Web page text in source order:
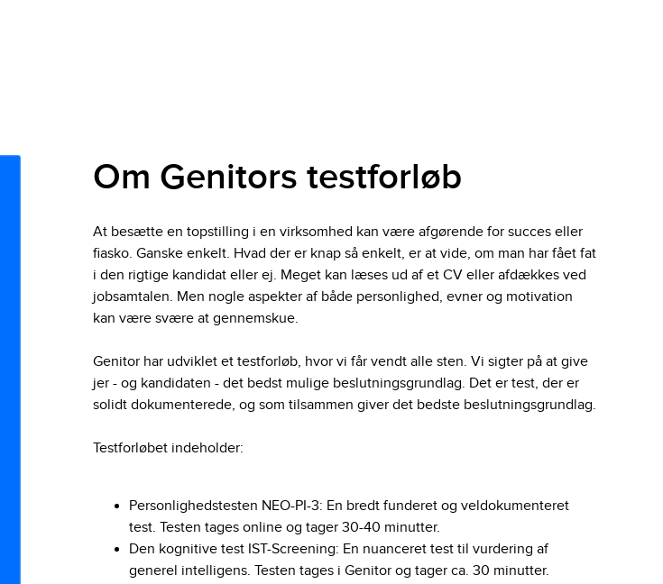
Om Genitors testforløb
At besætte en topstilling i en virksomhed kan være afgørende for succes eller
fiasko. Ganske enkelt. Hvad der er knap så enkelt, er at vide, om man har fået fat
i den rigtige kandidat eller ej. Meget kan læses ud af et CV eller afdækkes ved
jobsamtalen. Men nogle aspekter af både personlighed, evner og motivation
kan være svære at gennemskue.
Genitor har udviklet et testforløb, hvor vi får vendt alle sten. Vi sigter på at give
jer - og kandidaten - det bedst mulige beslutningsgrundlag. Det er test, der er
solidt dokumenterede, og som tilsammen giver det bedste beslutningsgrundlag.
Testforløbet indeholder:
Personlighedstesten NEO-PI-3: En bredt funderet og veldokumenteret
test. Testen tages online og tager 30-40 minutter.
Den kognitive test IST-Screening: En nuanceret test til vurdering af
generel intelligens. Testen tages i Genitor og tager ca. 30 minutter.